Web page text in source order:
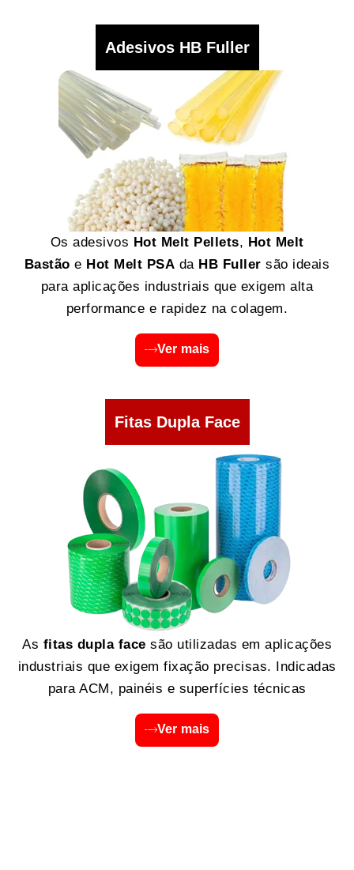
Adesivos HB Fuller
Os adesivos Hot Melt Pellets, Hot Melt
Bastão e Hot Melt PSA da HB Fuller são ideais
para aplicações industriais que exigem alta
performance e rapidez na colagem.
Ver mais
Fitas Dupla Face
As fitas dupla face são utilizadas em aplicações
industriais que exigem fixação precisas. Indicadas
para ACM, painéis e superfícies técnicas
Ver mais